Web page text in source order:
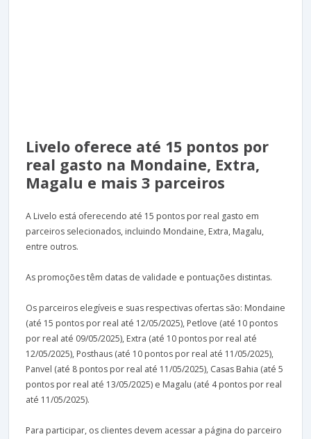
Livelo oferece até 15 pontos por
real gasto na Mondaine, Extra,
Magalu e mais 3 parceiros
A Livelo está oferecendo até 15 pontos por real gasto em
parceiros selecionados, incluindo Mondaine, Extra, Magalu,
entre outros.
As promoções têm datas de validade e pontuações distintas.
Os parceiros elegíveis e suas respectivas ofertas são: Mondaine
(até 15 pontos por real até 12/05/2025), Petlove (até 10 pontos
por real até 09/05/2025), Extra (até 10 pontos por real até
12/05/2025), Posthaus (até 10 pontos por real até 11/05/2025),
Panvel (até 8 pontos por real até 11/05/2025), Casas Bahia (até 5
pontos por real até 13/05/2025) e Magalu (até 4 pontos por real
até 11/05/2025).
Para participar, os clientes devem acessar a página do parceiro